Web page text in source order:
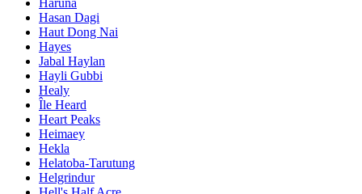
Hasan Dagi
Haut Dong Nai
Hayes
Jabal Haylan
Hayli Gubbi
Healy
Île Heard
Heart Peaks
Heimaey
Hekla
Helatoba-Tarutung
Helgrindur